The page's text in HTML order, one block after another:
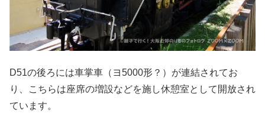
D51の後ろには車掌車（ヨ5000形？）が連結されてお
り、こちらは座席の増設などを施し休憩室として開放され
ています。